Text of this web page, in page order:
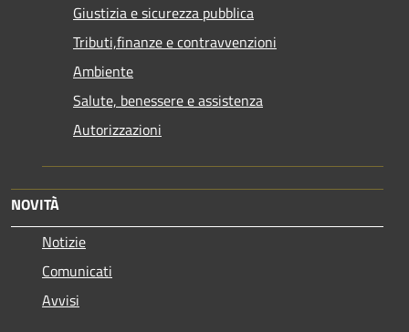
Giustizia e sicurezza pubblica
Tributi,finanze e contravvenzioni
Ambiente
Salute, benessere e assistenza
Autorizzazioni
NOVITÀ
Notizie
Comunicati
Avvisi